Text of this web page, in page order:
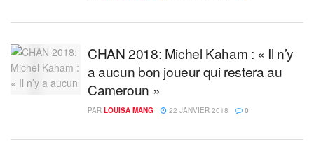
CHAN 2018: Michel Kaham : « Il n’y
a aucun bon joueur qui restera au
Cameroun »
PAR LOUISA MANG 22 JANVIER 2018 0